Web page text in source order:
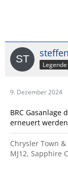
Legende
9. Dezember 2024
BRC Gasanlage
erneuert werden
Chrysler Town
MJ12, Sapphire